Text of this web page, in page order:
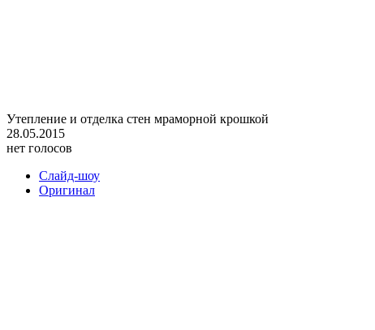
Утепление и отделка стен мраморной крошкой
28.05.2015
нет голосов
Слайд-шоу
Оригинал